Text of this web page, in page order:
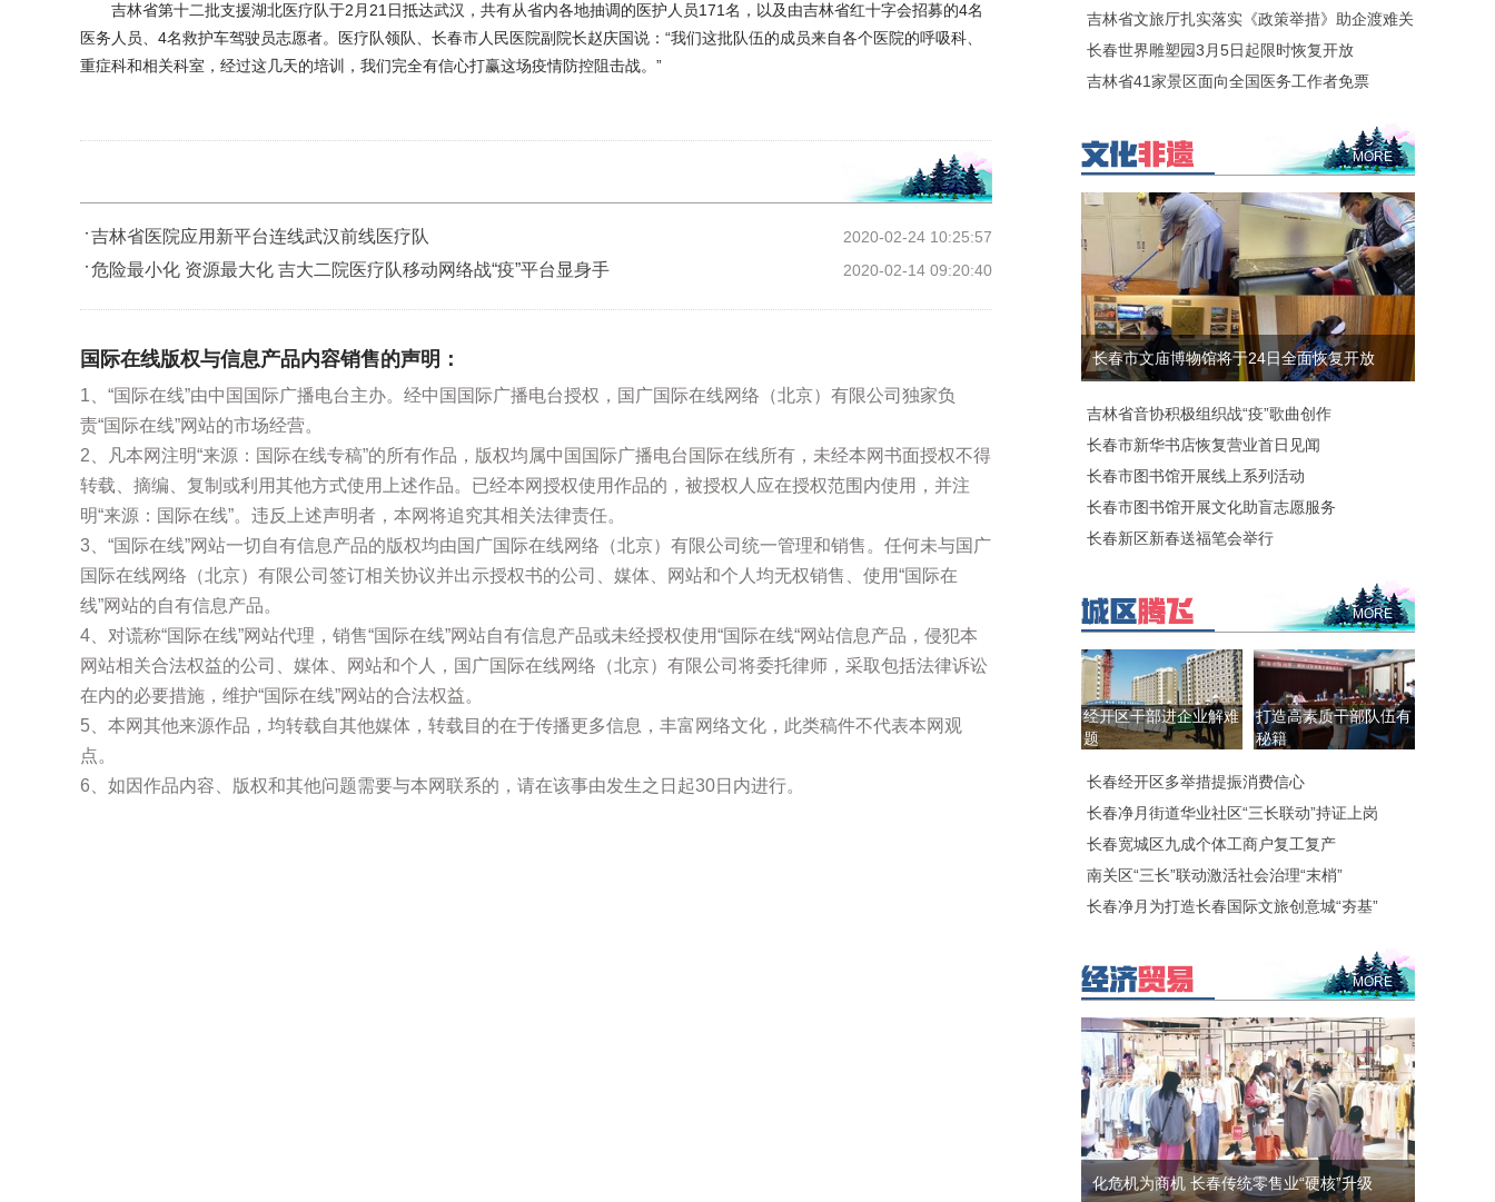
吉林省第十二批支援湖北医疗队于2月21日抵达武汉，共有从省内各地抽调的医护人员171名，以及由吉林省红十字会招募的4名
医务人员、4名救护车驾驶员志愿者。医疗队领队、长春市人民医院副院长赵庆国说：“我们这批队伍的成员来自各个医院的呼吸科、
重症科和相关科室，经过这几天的培训，我们完全有信心打赢这场疫情防控阻击战。”
2020-02-24 10:25:57
吉林省医院应用新平台连线武汉前线医疗队
2020-02-14 09:20:40
危险最小化 资源最大化 吉大二院医疗队移动网络战“疫”平台显身手
国际在线版权与信息产品内容销售的声明：
1、“国际在线”由中国国际广播电台主办。经中国国际广播电台授权，国广国际在线网络（北京）有限公司独家负
责“国际在线”网站的市场经营。
2、凡本网注明“来源：国际在线专稿”的所有作品，版权均属中国国际广播电台国际在线所有，未经本网书面授权不得
转载、摘编、复制或利用其他方式使用上述作品。已经本网授权使用作品的，被授权人应在授权范围内使用，并注
明“来源：国际在线”。违反上述声明者，本网将追究其相关法律责任。
3、“国际在线”网站一切自有信息产品的版权均由国广国际在线网络（北京）有限公司统一管理和销售。任何未与国广
国际在线网络（北京）有限公司签订相关协议并出示授权书的公司、媒体、网站和个人均无权销售、使用“国际在
线”网站的自有信息产品。
4、对谎称“国际在线”网站代理，销售“国际在线”网站自有信息产品或未经授权使用“国际在线“网站信息产品，侵犯本
网站相关合法权益的公司、媒体、网站和个人，国广国际在线网络（北京）有限公司将委托律师，采取包括法律诉讼
在内的必要措施，维护“国际在线”网站的合法权益。
5、本网其他来源作品，均转载自其他媒体，转载目的在于传播更多信息，丰富网络文化，此类稿件不代表本网观
点。
6、如因作品内容、版权和其他问题需要与本网联系的，请在该事由发生之日起30日内进行。
吉林省文旅厅扎实落实《政策举措》助企渡难关
长春世界雕塑园3月5日起限时恢复开放
吉林省41家景区面向全国医务工作者免票
MORE
长春市文庙博物馆将于24日全面恢复开放
吉林省音协积极组织战“疫”歌曲创作
长春市新华书店恢复营业首日见闻
长春市图书馆开展线上系列活动
长春市图书馆开展文化助盲志愿服务
长春新区新春送福笔会举行
MORE
经开区干部进企业解难
题
打造高素质干部队伍有
秘籍
长春经开区多举措提振消费信心
长春净月街道华业社区“三长联动”持证上岗
长春宽城区九成个体工商户复工复产
南关区“三长”联动激活社会治理“末梢”
长春净月为打造长春国际文旅创意城“夯基”
MORE
化危机为商机 长春传统零售业“硬核”升级